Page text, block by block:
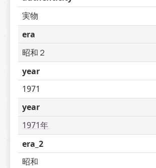
実物
era
昭和２
year
1971
year
1971年
era_2
昭和